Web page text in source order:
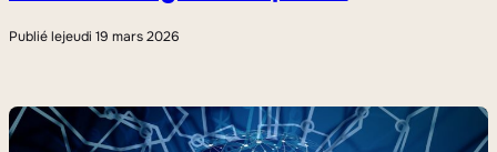
Publié lejeudi 19 mars 2026